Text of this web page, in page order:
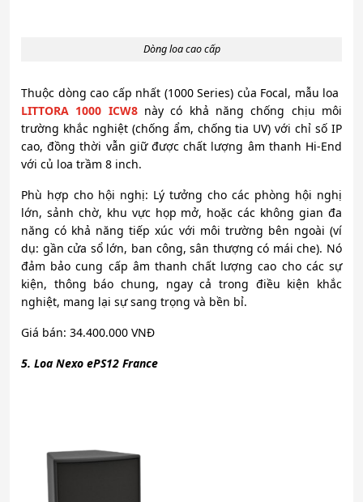
Dòng loa cao cấp
Thuộc dòng cao cấp nhất (1000 Series) của Focal, mẫu loa
LITTORA 1000 ICW8này có khả năng chống chịu môi
trường khắc nghiệt (chống ẩm, chống tia UV) với chỉ số IP
cao, đồng thời vẫn giữ được chất lượng âm thanh Hi-End
với củ loa trầm 8 inch.
Phù hợp cho hội nghị: Lý tưởng cho các phòng hội nghị
lớn, sảnh chờ, khu vực họp mở, hoặc các không gian đa
năng có khả năng tiếp xúc với môi trường bên ngoài (ví
dụ: gần cửa sổ lớn, ban công, sân thượng có mái che). Nó
đảm bảo cung cấp âm thanh chất lượng cao cho các sự
kiện, thông báo chung, ngay cả trong điều kiện khắc
nghiệt, mang lại sự sang trọng và bền bỉ.
Giá bán: 34.400.000 VNĐ
5. Loa Nexo ePS12 France